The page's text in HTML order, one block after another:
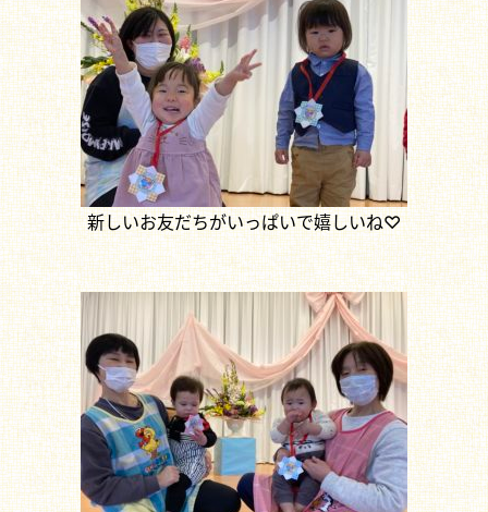
新しいお友だちがいっぱいで嬉しいね♡